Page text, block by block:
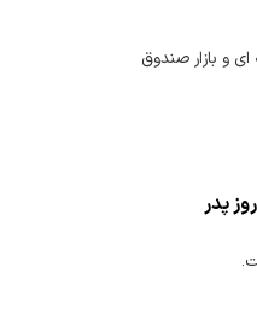
حرفه ای و بازار صندوق
پدر